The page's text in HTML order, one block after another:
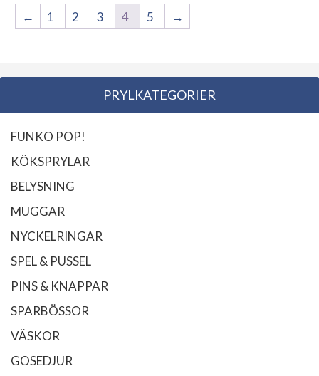
← 1 2 3 4 5 →
PRYLKATEGORIER
FUNKO POP!
KÖKSPRYLAR
BELYSNING
MUGGAR
NYCKELRINGAR
SPEL & PUSSEL
PINS & KNAPPAR
SPARBÖSSOR
VÄSKOR
GOSEDJUR